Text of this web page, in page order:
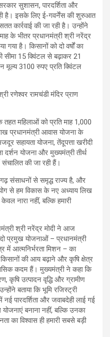
सुशासन, पारदर्शिता और
है। इसके लिए ई-गवर्नेंस की शुरुआत
कार्रवाई की जा रही है। उन्होंने
के भीतर प्रधानमंत्री श्री नरेंद्र
गया है। किसानों को दो वर्षों का
सीमा 15 क्विंटल से बढ़ाकर 21
मूल्य 3100 रुपए प्रति क्विंटल
तहत महिलाओं को प्रति माह 1,000
प्रधानमंत्री आवास योजना के
सहायता योजना, तेंदूपत्ता खरीदी
दर्शन योजना और मुख्यमंत्री तीर्थ
की जा रही हैं।
संसाधनों से समृद्ध राज्य है, और
से हम विकास के नए अध्याय लिख
नारा नहीं, बल्कि हमारी
श्री नरेंद्र मोदी ने आज
प्रमुख योजनाओं – प्रधानमंत्री
में आत्मनिर्भरता मिशन – का
की आय बढ़ाने और कृषि क्षेत्र
कदम हैं। मुख्यमंत्री ने कहा कि
कृषि उत्पादन वृद्धि और ग्रामीण
बताया कि भूमि रजिस्ट्री
पारदर्शिता और जवाबदेही लाई गई
बनाना नहीं, बल्कि उनका
का विश्वास ही हमारी सबसे बड़ी